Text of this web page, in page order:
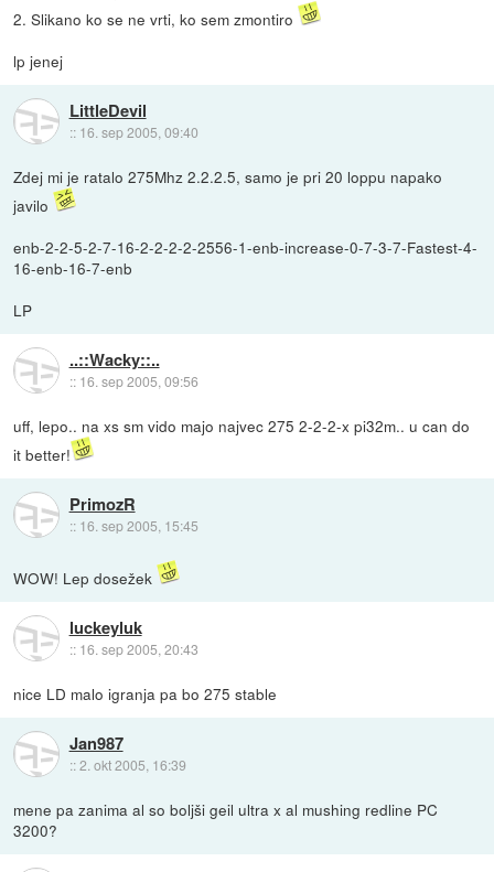
2. Slikano ko se ne vrti, ko sem zmontiro
lp jenej
LittleDevil
:: 16. sep 2005, 09:40
Zdej mi je ratalo 275Mhz 2.2.2.5, samo je pri 20 loppu napako
javilo
enb-2-2-5-2-7-16-2-2-2-2-2556-1-enb-increase-0-7-3-7-Fastest-4-
16-enb-16-7-enb
LP
..::Wacky::..
:: 16. sep 2005, 09:56
uff, lepo.. na xs sm vido majo najvec 275 2-2-2-x pi32m.. u can do
it better!
PrimozR
:: 16. sep 2005, 15:45
WOW! Lep dosežek
luckeyluk
:: 16. sep 2005, 20:43
nice LD malo igranja pa bo 275 stable
Jan987
::2. okt 2005, 16:39
mene pa zanima al so boljši geil ultra x al mushing redline PC
3200?